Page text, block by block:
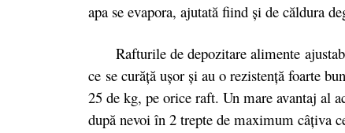
apa se evapora, ajutată fiind şi de căldura
Rafturile de depozitare alimente
ce se curăță ușor și au o rezistență foarte
25 de kg, pe orice raft. Un mare avantaj al
după nevoi în 2 trepte de maximum câţiva